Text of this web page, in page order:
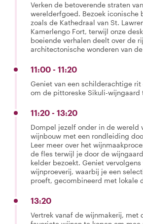
Verken de betoverende straten
werelderfgoed. Bezoek iconische
zoals de Kathedraal van St.
Kamerlengo Fort, terwijl onze
boeiende verhalen deelt over de
architectonische wonderen van
11:00 - 11:20
Geniet van een schilderachtige
om de pittoreske Sikuli-wijngaard
11:20 - 13:20
Dompel jezelf onder in de wereld
wijnbouw met een rondleiding
Leer meer over het
de fles terwijl je door de
kelder bezoekt. Geniet
wijnproeverij, waarbij je een
proeft, gecombineerd met lokale
13:20
Vertrek vanaf de wijnmakerij, met